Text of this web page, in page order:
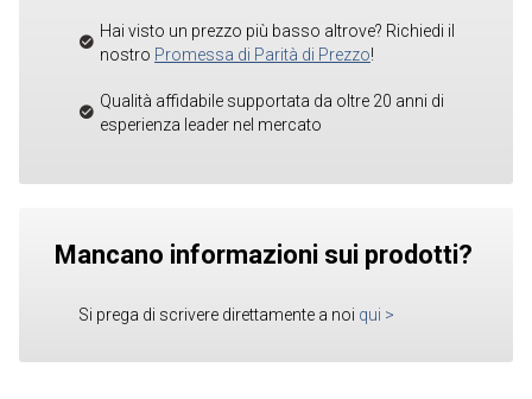
Hai visto un prezzo più basso altrove? Richiedi il
nostro Promessa di Parità di Prezzo!
Qualità affidabile supportata da oltre 20 anni di
esperienza leader nel mercato
Mancano informazioni sui prodotti?
Si prega di scrivere direttamente a noi qui >